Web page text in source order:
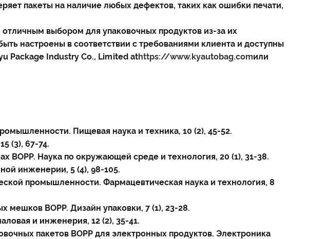
пакеты на наличие любых дефектов, таких как ошибки печати,
выбором для упаковочных продуктов из-за их
настроены в соответствии с требованиями клиента и доступны
Package Industry Co., Limited athttps://www.kyautobag.comили
Пищевая наука и техника, 10 (2), 45-52.
(3), 67-74.
Наука по окружающей среде и технология, 20 (1), 31-38.
инженерии, 5 (4), 98-105.
промышленности. Фармацевтическая наука и технология, 8
мешков BOPP. Дизайн упаковки, 7 (1), 23-28.
и инженерия, 12 (2), 35-41.
пакетов BOPP для электронных продуктов. Электроника